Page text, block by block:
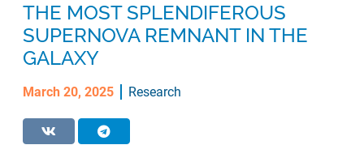
THE MOST SPLENDIFEROUS
SUPERNOVA REMNANT IN THE
GALAXY
March 20, 2025 Research